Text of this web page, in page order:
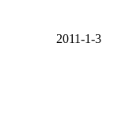
2011-1-3